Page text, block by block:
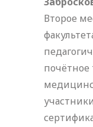
Второе
почётное